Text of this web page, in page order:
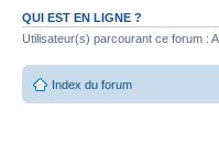
QUI EST EN LIGNE ?
Utilisateur(s) parcourant ce forum :
Index du forum